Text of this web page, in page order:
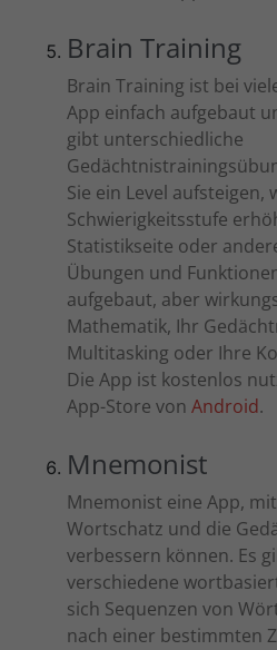
Brain Training
Brain Training ist bei
App einfach aufgebaut
gibt unterschiedliche
Sie ein Level aufsteigen,
Schwierigkeitsstufe
Statistikseite oder
Übungen und
aufgebaut, aber
Mathematik, Ihr
Multitasking oder Ihre
Die App ist kostenlos
App-Store von Android.
Mnemonist
Mnemonist eine App,
Wortschatz und die
verbessern können. Es
verschiedene
sich Sequenzen von
nach einer bestimmten